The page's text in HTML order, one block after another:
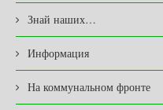
Знай наших…
Информация
На коммунальном фронте